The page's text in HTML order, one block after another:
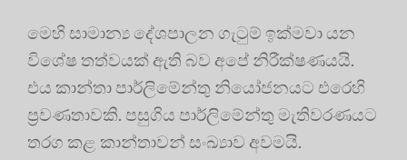
මෙහි සාමාන්‍ය දේශපාලන ගැටුම් ඉක්මවා යන
විශේෂ තත්වයක් ඇති බව අපේ නිරීක්ෂණයයි.
එය කාන්තා පාර්ලිමේන්තු නියෝජනයට එරෙහි
ප්‍රවණතාවකි. පසුගිය පාර්ලිමේන්තු මැතිවරණයට
තරග කළ කාන්තාවන් සංඛ්‍යාව අවමයි.